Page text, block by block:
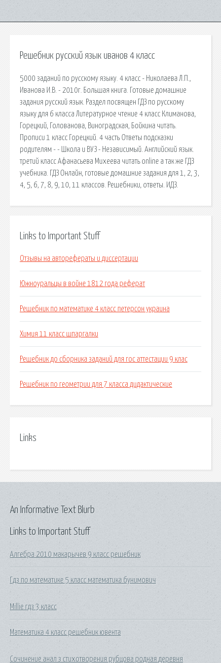
Решебник русский язык иванов 4 класс
5000 заданий по русскому языку. 4 класс - Николаева Л.П.,
Иванова И.В. - 2010г. Большая книга. Готовые домашние
задания русский язык. Раздел посвящен ГДЗ по русскому
языку для 6 класса Литературное чтение 4 класс Климанова,
Горецкий, Голованова, Виноградская, Бойкина читать.
Прописи 1 класс Горецкий. 4 часть Ответы подсказки
родителям - - Школа и ВУЗ - Независимый. Английский язык.
третий класс Афанасьева Михеева читать online а так же ГДЗ
учебника. ГДЗ Онлайн, готовые домашние задания для 1, 2, 3,
4, 5, 6, 7, 8, 9, 10, 11 классов. Решебники, ответы. ИДЗ.
Links to Important Stuff
Отзывы на авторефераты и диссертации
Южноуральцы в войне 1812 года реферат
Решебник по математике 4 класс петерсон украина
Химия 11 класс шпаргалки
Решебник до сборника заданий для гос аттестации 9 клас
Решебник по геометрии для 7 класса дидактические
Links
Links to Important Stuff
Алгебра 2010 макарычев 9 класс решебник
Гдз по математике 5 класс математика бунимович
Millie гдз 3 класс
Математика 4 класс решебник ювента
Сочинение анал з стихотворения рубцова родная деревня
An Informative Text Blurb